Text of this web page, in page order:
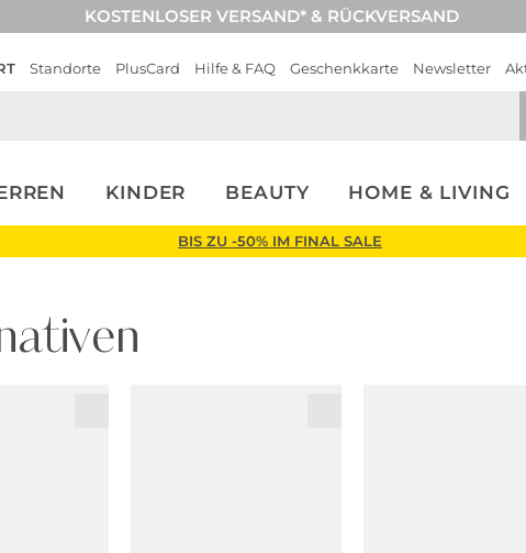
KOSTENLOSER VERSAND* & RÜCKVERSAND
Standorte PlusCard Hilfe & FAQ Geschenkkarte Newsletter
KINDER BEAUTY HOME & LIVING
BIS ZU -50% IM FINAL SALE